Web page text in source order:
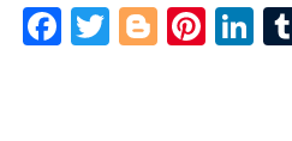
Facebook
Twitter
Blogger